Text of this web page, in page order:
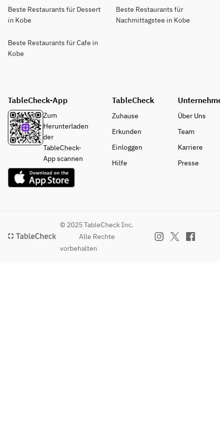
Beste Restaurants für Dessert
in Kobe
Beste Restaurants für
Nachmittagstee in Kobe
Beste Restaurants für Cafe in
Kobe
TableCheck-App
Zum
Herunterladen
der
TableCheck-
App scannen
TableCheck
Zuhause
Erkunden
Einloggen
Hilfe
Über Uns
Team
Karriere
Presse
© 2025 TableCheck Inc.
Alle Rechte
vorbehalten